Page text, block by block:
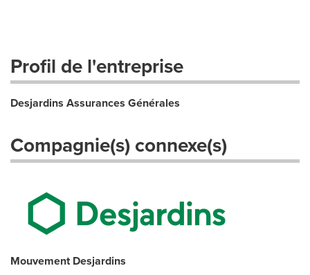
Profil de l'entreprise
Desjardins Assurances Générales
Compagnie(s) connexe(s)
Mouvement Desjardins